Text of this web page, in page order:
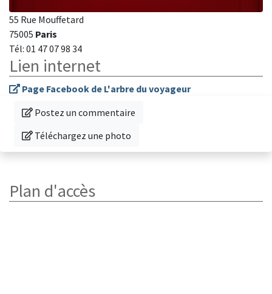
55 Rue Mouffetard
75005 Paris
Tél: 01 47 07 98 34
Lien internet
Page Facebook de L'arbre du voyageur
Donnez votre avis sur cette librairie
Postez un commentaire
Téléchargez une photo de cette librairie
Téléchargez une photo
Plan d'accès